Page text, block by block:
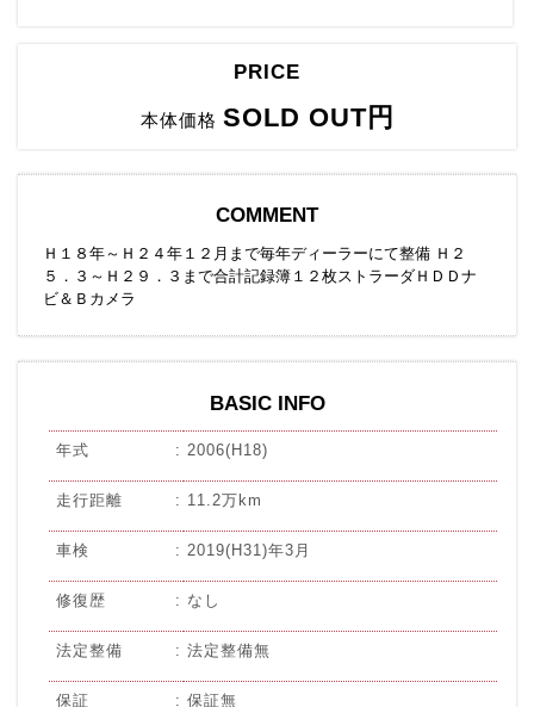
PRICE
本体価格 SOLD OUT円
COMMENT
Ｈ１８年～Ｈ２４年１２月まで毎年ディーラーにて整備 Ｈ２
５．３～Ｈ２９．３まで合計記録簿１２枚ストラーダＨＤＤナ
ビ＆Ｂカメラ
BASIC INFO
年式 2006(H18)
走行距離 11.2万km
車検 2019(H31)年3月
修復歴 なし
法定整備 法定整備無
保証
保証無